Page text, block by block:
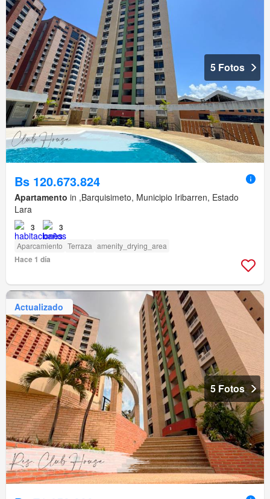
5 Fotos
Bs 120.673.824
Apartamento in ,Barquisimeto, Municipio Iribarren, Estado
Lara
3 3
Aparcamiento Terraza amenity_drying_area
Hace 1 día
Actualizado
5 Fotos